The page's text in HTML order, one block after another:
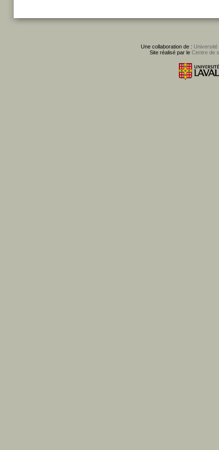
Une collaboration de : Université
Site réalisé par le Centre de